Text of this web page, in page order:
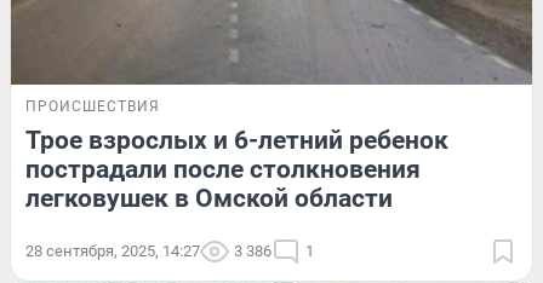
ПРОИСШЕСТВИЯ
Трое взрослых и 6-летний ребенок
пострадали после столкновения
легковушек в Омской области
28 сентября, 2025, 14:27 3 386 1